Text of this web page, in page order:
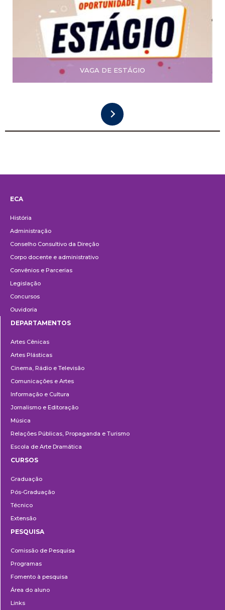
VAGA DE ESTÁGIO
ECA
História
Administração
Conselho Consultivo da Direção
Corpo docente e administrativo
Convênios e Parcerias
Legislação
Concursos
Ouvidoria
DEPARTAMENTOS
Artes Cênicas
Artes Plásticas
Cinema, Rádio e Televisão
Comunicações e Artes
Informação e Cultura
Jornalismo e Editoração
Música
Relações Públicas, Propaganda e Turismo
Escola de Arte Dramática
CURSOS
Graduação
Pós-Graduação
Técnico
Extensão
PESQUISA
Comissão de Pesquisa
Programas
Fomento à pesquisa
Área do aluno
Links